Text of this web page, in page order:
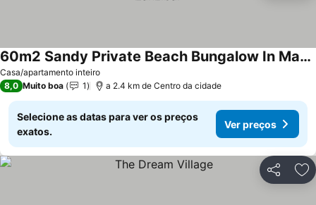
Casa/apartamento inteiro
60m2 Sandy Private Beach Bungalow In Matemwe Zanzibar
8,0 Muito boa 1 a 2.4 km de Centro da cidade
Selecione as datas para ver os preços
exatos.
Ver preços
Partilhar